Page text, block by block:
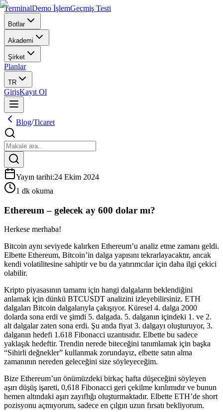
TerminalDemo İşlemGeçmiş Testi
Botlar
Akademi
Şirket
Planlar
TR
GirişKayıt Ol
Blog/Ticaret
Yayın tarihi:24 Ekim 2024
1 dk okuma
Ethereum – gelecek ay 600 dolar mı?
Herkese merhaba!
Bitcoin aynı seviyede kalırken Ethereum’u analiz etme zamanı geldi.
Elbette Ethereum, Bitcoin’in dalga yapısını tekrarlayacaktır, ancak
kendi volatilitesine sahiptir ve bu da yatırımcılar için daha ilgi çekici
olabilir.
Kripto piyasasının tamamı için hangi dalgaların beklendiğini
anlamak için dünkü BTCUSDT analizini izleyebilirsiniz. ETH
dalgaları Bitcoin dalgalarıyla çakışıyor. Küresel 4. dalga 2000
dolarda sona erdi ve şimdi 5. dalgada. 5. dalganın içindeki 1. ve 2.
alt dalgalar zaten sona erdi. Şu anda fiyat 3. dalgayı oluşturuyor, 3.
dalganın hedefi 1.618 Fibonacci uzantısıdır. Elbette bu sadece
yaklaşık hedeftir. Trendin nerede biteceğini tanımlamak için başka
“Sihirli değnekler” kullanmak zorundayız, elbette satın alma
zamanının nereden geleceğini size söyleyeceğim.
Bize Ethereum’un önümüzdeki birkaç hafta düşeceğini söyleyen
aşırı düşüş işareti, 0,618 Fibonacci geri çekilme kırılımıdır ve bunun
hemen altındaki aşırı zayıflığı oluşturmaktadır. Elbette ETH’de short
pozisyonu açmıyorum, sadece en çılgın uzun fırsatı bekliyorum.